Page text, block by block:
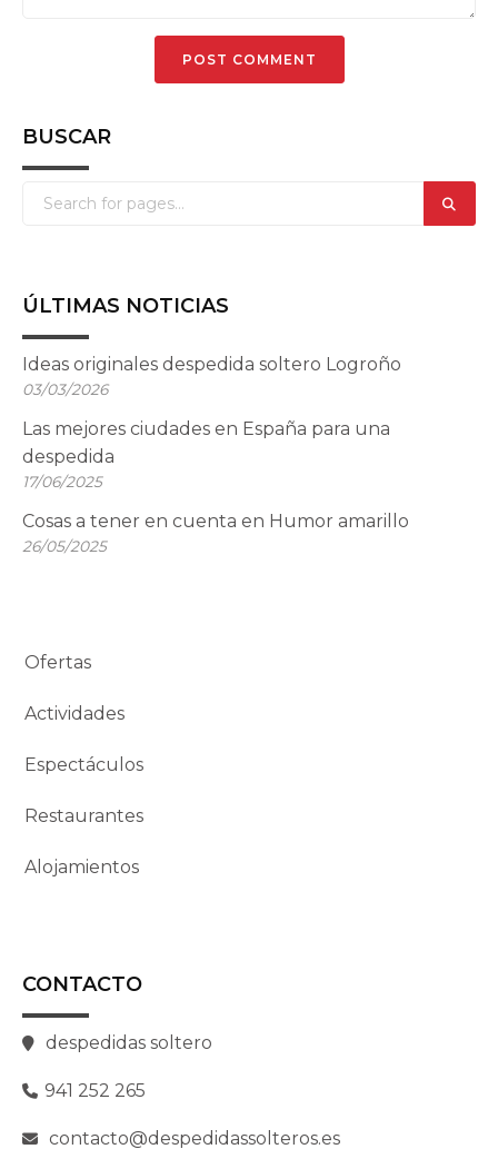
BUSCAR
ÚLTIMAS NOTICIAS
Ideas originales despedida soltero Logroño
03/03/2026
Las mejores ciudades en España para una
despedida
17/06/2025
Cosas a tener en cuenta en Humor amarillo
26/05/2025
Ofertas
Actividades
Espectáculos
Restaurantes
Alojamientos
CONTACTO
despedidas soltero
941 252 265
contacto@despedidassolteros.es